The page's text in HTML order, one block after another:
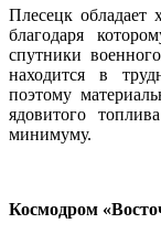
Плесецк обладает
благодаря
спутники
находится в
поэтому
ядовитого
минимуму.
Космодром